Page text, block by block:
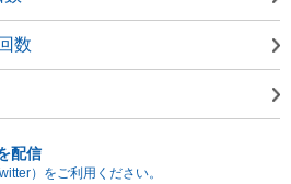
数
配信
）をご利用ください。